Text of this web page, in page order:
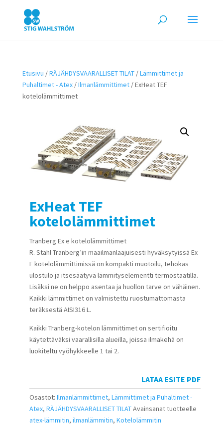
Etusivu /RÄJÄHDYSVAARALLISET TILAT/Lämmittimet ja
Puhaltimet - Atex/Ilmanlämmittimet/ ExHeat TEF
kotelolämmittimet
ExHeat TEF
kotelolämmittimet
Tranberg Ex e kotelolämmittimet
R. Stahl Tranberg’in maailmanlaajuisesti hyväksytyissä Ex
E kotelolämmittimissä on kompakti muotoilu, tehokas
ulostulo ja itsesäätyvä lämmityselementti termostaatilla.
Lisäksi ne on helppo asentaa ja huollon tarve on vähäinen.
Kaikki lämmittimet on valmistettu ruostumattomasta
teräksestä AISI316 L.
Kaikki Tranberg-kotelon lämmittimet on sertifioitu
käytettäväksi vaarallisilla alueilla, joissa ilmakehä on
luokiteltu vyöhykkeelle 1 tai 2.
LATAA ESITE PDF
Osastot: Ilmanlämmittimet, Lämmittimet ja Puhaltimet -
Atex, RÄJÄHDYSVAARALLISET TILATAvainsanat tuotteelle
atex-lämmitin, ilmanlämmitin, Kotelolämmitin